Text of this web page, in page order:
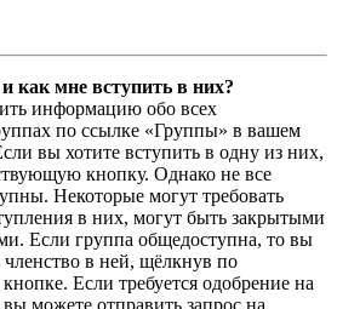
как мне вступить в них?
информацию обо всех
по ссылке «Группы» в вашем
вы хотите вступить в одну из них,
кнопку. Однако не все
Некоторые могут требовать
в них, могут быть закрытыми
Если группа общедоступна, то вы
членство в ней, щёлкнув по
Если требуется одобрение на